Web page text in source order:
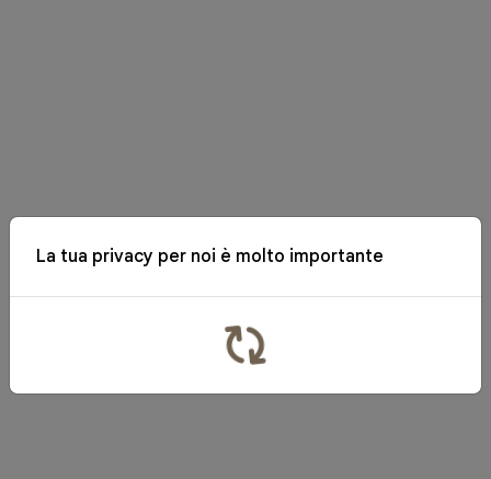
La tua privacy per noi è molto importante